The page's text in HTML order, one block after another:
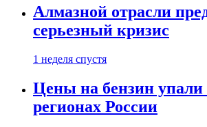
Алмазной отрасли
серьезный кризис
1 неделя спустя
Цены на бензин упали
регионах России